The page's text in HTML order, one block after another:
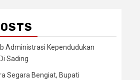
Administrasi Kependudukan
Sading
Segara Bengiat, Bupati